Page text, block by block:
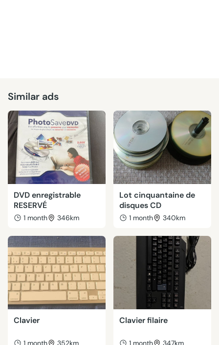
Similar ads
DVD enregistrable
RESERVÉ
1 month 346km
Lot cinquantaine de
disques CD
1 month 340km
Clavier
1 month 352km
Clavier filaire
1 month 347km